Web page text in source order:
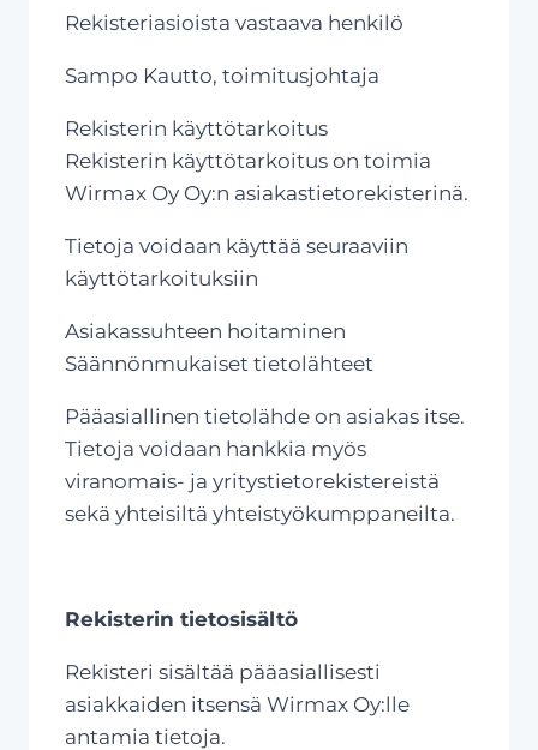
Rekisteriasioista vastaava henkilö
Sampo Kautto, toimitusjohtaja
Rekisterin käyttötarkoitus
Rekisterin käyttötarkoitus on toimia
Wirmax Oy Oy:n asiakastietorekisterinä.
Tietoja voidaan käyttää seuraaviin
käyttötarkoituksiin
Asiakassuhteen hoitaminen
Säännönmukaiset tietolähteet
Pääasiallinen tietolähde on asiakas itse.
Tietoja voidaan hankkia myös
viranomais- ja yritystietorekistereistä
sekä yhteisiltä yhteistyökumppaneilta.
Rekisterin tietosisältö
Rekisteri sisältää pääasiallisesti
asiakkaiden itsensä Wirmax Oy:lle
antamia tietoja.